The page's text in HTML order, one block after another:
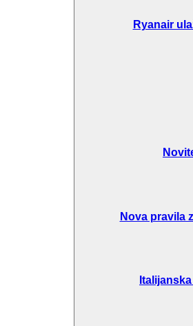
Ryanair
Nova pravila